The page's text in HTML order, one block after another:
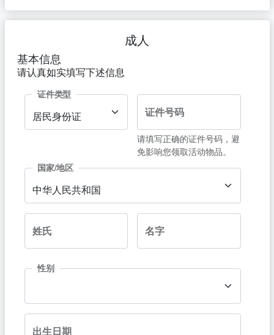
成人
基本信息
请认真如实填写下述信息
居民身份证
证件类型
证件号码
请填写正确的证件号码，避
免影响您领取活动物品。
中华人民共和国
国家/地区
姓氏 名字
性别
出生日期